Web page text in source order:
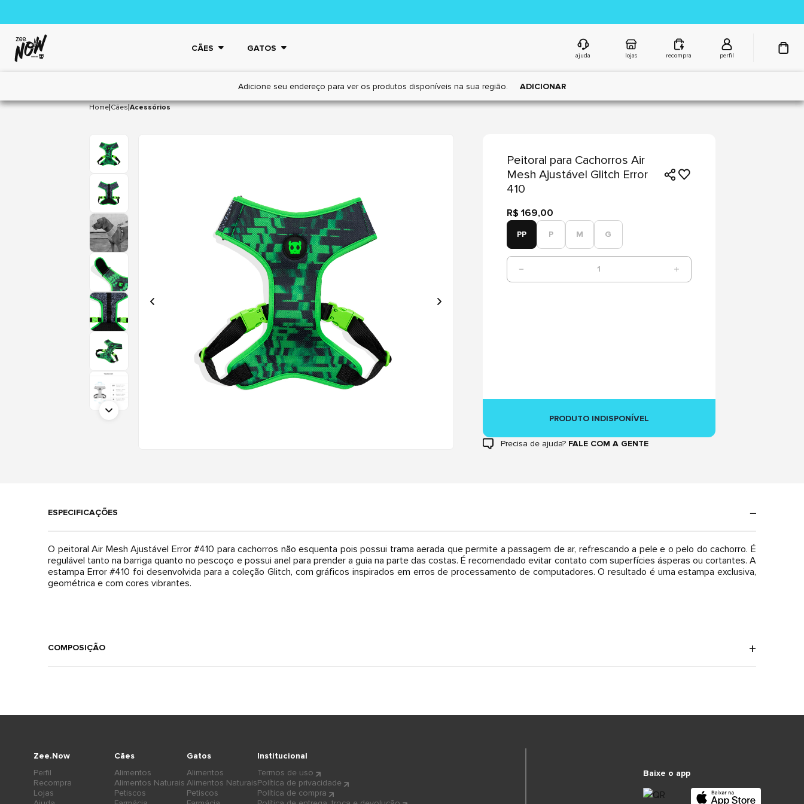
CÃES GATOS
ajuda lojas recompra perfil
Adicione seu endereço para ver os produtos disponíveis na sua região. ADICIONAR
Home|Cães|Acessórios
Peitoral para Cachorros Air
Mesh Ajustável Glitch Error
410
R$ 169,00
PP P M G
1
PRODUTO INDISPONÍVEL
Precisa de ajuda? FALE COM A GENTE
ESPECIFICAÇÕES
O peitoral Air Mesh Ajustável Error #410 para cachorros não esquenta pois possui trama aerada que permite a passagem de ar, refrescando a pele e o pelo do cachorro. É
regulável tanto na barriga quanto no pescoço e possui anel para prender a guia na parte das costas. É recomendado evitar contato com superfícies ásperas ou cortantes. A
estampa Error #410 foi desenvolvida para a coleção Glitch, com gráficos inspirados em erros de processamento de computadores. O resultado é uma estampa exclusiva,
geométrica e com cores vibrantes.
COMPOSIÇÃO
Cães
Alimentos
Alimentos Naturais
Petiscos
Gatos
Alimentos
Alimentos Naturais
Petiscos
Zee.Now
Perfil
Recompra
Lojas
Institucional
Termos de uso
Política de privacidade
Política de compra
Baixe o app